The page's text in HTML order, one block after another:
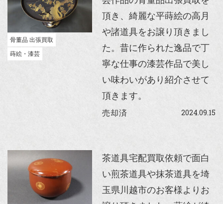
骨董品 出張買取
蒔絵・漆芸
頂き、綺麗な平蒔絵の高月
や諸道具をお譲り頂きまし
た。昔に作られた逸品で丁
寧な仕事の漆芸作品で美し
い味わいがあり紹介させて
頂きます。
売却済 2024.09.15
茶道具宅配買取依頼で面白
い煎茶道具や抹茶道具を埼
玉県川越市のお客様よりお